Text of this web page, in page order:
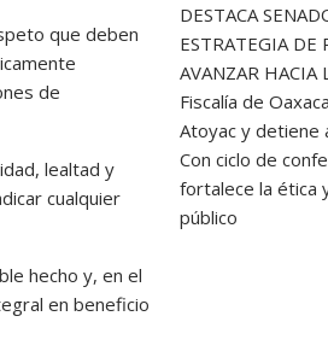
que deben
de
lealtad y
cualquier
hecho y, en el
en beneficio
DESTACA
ESTRATEGIA DE
AVANZAR HACIA
Fiscalía de
Atoyac y detiene
Con ciclo de
fortalece la ética
público